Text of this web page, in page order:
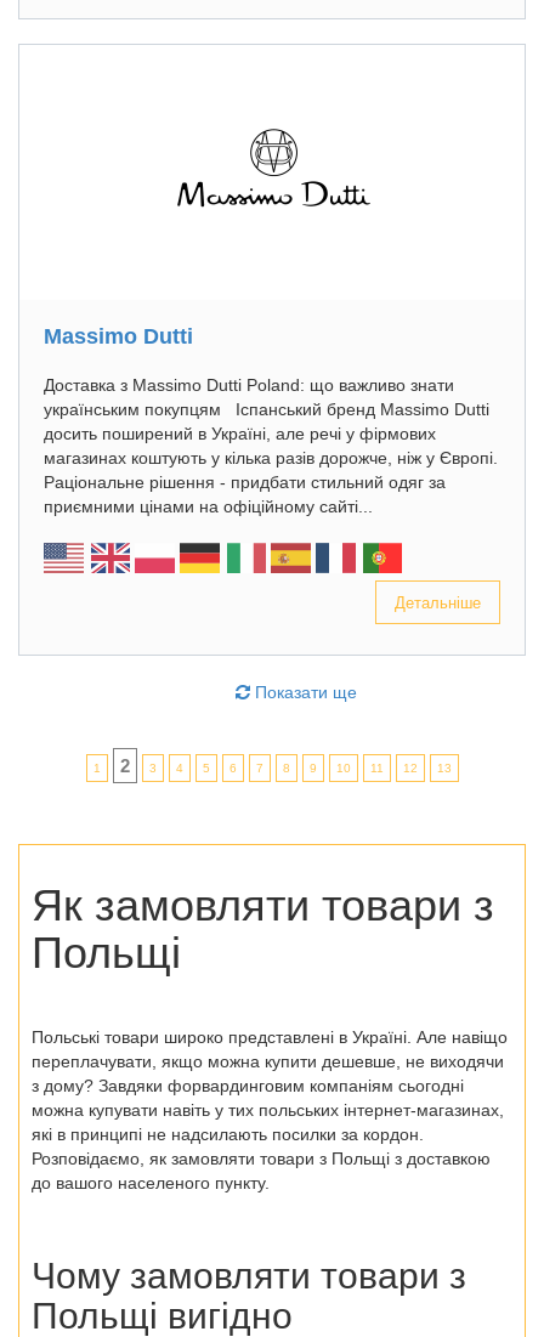
Massimo Dutti
Доставка з Massimo Dutti Poland: що важливо знати
українським покупцям Іспанський бренд Massimo Dutti
досить поширений в Україні, але речі у фірмових
магазинах коштують у кілька разів дорожче, ніж у Європі.
Раціональне рішення - придбати стильний одяг за
приємними цінами на офіційному сайті...
Детальніше
Показати ще
1 2 3 4 5 6 7 8 9 10 11 12 13
Як замовляти товари з
Польщі
Польські товари широко представлені в Україні. Але навіщо
переплачувати, якщо можна купити дешевше, не виходячи
з дому? Завдяки форвардинговим компаніям сьогодні
можна купувати навіть у тих польських інтернет-магазинах
які в принципі не надсилають посилки за кордон.
Розповідаємо, як замовляти товари з Польщі з доставкою
до вашого населеного пункту.
Чому замовляти товари з
Польщі вигідно